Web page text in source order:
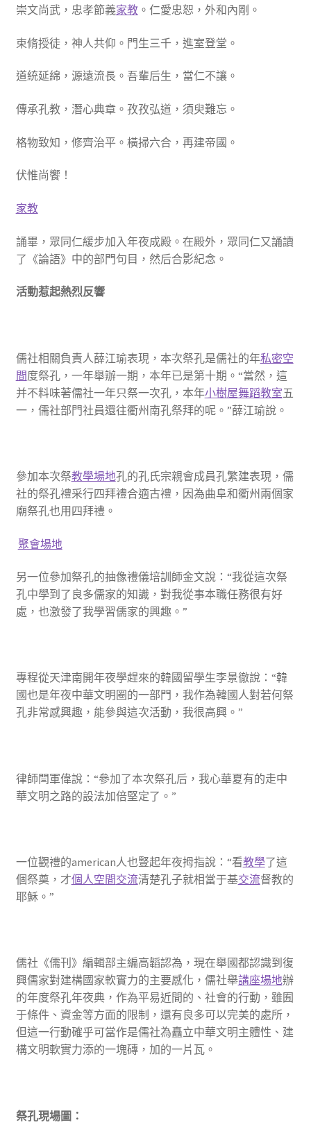
崇文尚武，忠孝節義家教。仁愛忠恕，外和內剛。
束脩授徒，神人共仰。門生三千，進室登堂。
道統延綿，源遠流長。吾輩后生，當仁不讓。
傳承孔教，潛心典章。孜孜弘道，須臾難忘。
格物致知，修齊治平。橫掃六合，再建帝國。
伏惟尚饗！
家教
誦畢，眾同仁緩步加入年夜成殿。在殿外，眾同仁又誦讀
了《論語》中的部門句目，然后合影紀念。
活動惹起熱烈反響
儒社相關負責人薛江瑜表現，本次祭孔是儒社的年私密空
間度祭孔，一年舉辦一期，本年已是第十期。“當然，這
并不料味著儒社一年只祭一次孔，本年小樹屋舞蹈教室五
一，儒社部門社員還往衢州南孔祭拜的呢。”薛江瑜說。
參加本次祭教學場地孔的孔氏宗親會成員孔繁建表現，儒
社的祭孔禮采行四拜禮合適古禮，因為曲阜和衢州兩個家
廟祭孔也用四拜禮。
聚會場地
另一位參加祭孔的抽像禮儀培訓師金文說：“我從這次祭
孔中學到了良多儒家的知識，對我從事本職任務很有好
處，也激發了我學習儒家的興趣。”
專程從天津南開年夜學趕來的韓國留學生李景徹說：“韓
國也是年夜中華文明圈的一部門，我作為韓國人對若何祭
孔非常感興趣，能參與這次活動，我很高興。”
律師閆軍偉說：“參加了本次祭孔后，我心華夏有的走中
華文明之路的設法加倍堅定了。”
一位觀禮的american人也豎起年夜拇指說：“看教學了這
個祭奠，才個人空間交流清楚孔子就相當于基交流督教的
耶穌。”
儒社《儒刊》編輯部主編高韜認為，現在舉國都認識到復
興儒家對建構國家軟實力的主要感化，儒社舉講座場地辦
的年度祭孔年夜典，作為平易近間的、社會的行動，雖囿
于條件、資金等方面的限制，還有良多可以完美的處所，
但這一行動確乎可當作是儒社為矗立中華文明主體性、建
構文明軟實力添的一塊磚，加的一片瓦。
祭孔現場圖：